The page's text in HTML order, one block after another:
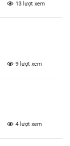
13 lượt xem
9 lượt xem
4 lượt xem